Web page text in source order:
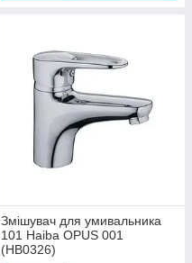
Змішувач для умивальника
101 Haiba OPUS 001
(HB0326)